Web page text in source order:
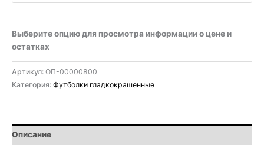
Выберите опцию для просмотра информации о цене и
остатках
Артикул: ОП-00000800
Категория: Футболки гладкокрашенные
Описание